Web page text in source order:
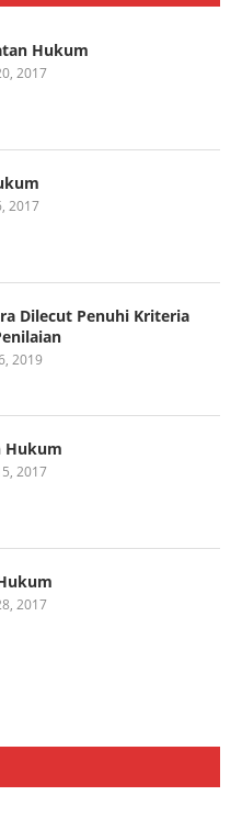
Hukum
2017
2017
Dilecut Penuhi Kriteria
2019
Hukum
2017
2017